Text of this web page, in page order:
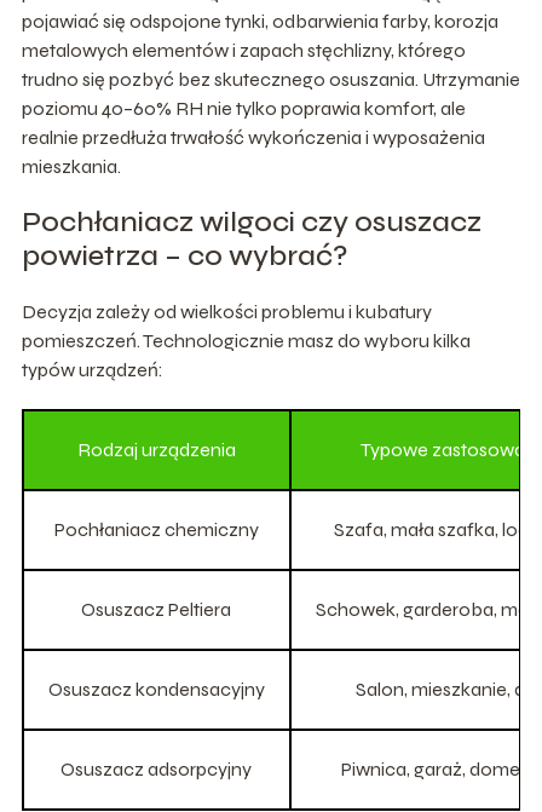
pojawiać się odspojone tynki, odbarwienia farby, korozja
metalowych elementów i zapach stęchlizny, którego
trudno się pozbyć bez skutecznego osuszania. Utrzymanie
poziomu 40–60% RH nie tylko poprawia komfort, ale
realnie przedłuża trwałość wykończenia i wyposażenia
mieszkania.
Pochłaniacz wilgoci czy osuszacz
powietrza – co wybrać?
Decyzja zależy od wielkości problemu i kubatury
pomieszczeń. Technologicznie masz do wyboru kilka
typów urządzeń:
Rodzaj urządzenia Typowe
Pochłaniacz chemiczny Szafa, mała szafka,
Osuszacz Peltiera Schowek, garderoba,
Osuszacz kondensacyjny Salon, mieszkanie,
Osuszacz adsorpcyjny Piwnica, garaż, domek